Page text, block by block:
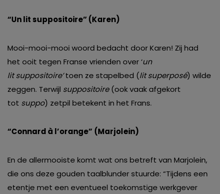
“Un lit suppositoire”(Karen)
Mooi-mooi-mooi woord bedacht door Karen! Zij had
het ooit tegen Franse vrienden over ‘un
lit suppositoire’toen ze stapelbed (lit superposé) wilde
zeggen. Terwijl suppositoire(ook vaak afgekort
tot suppo) zetpil betekent in het Frans.
“Connard à l’orange” (Marjolein)
En de allermooiste komt wat ons betreft van Marjolein,
die ons deze gouden taalblunder stuurde: “Tijdens een
etentje met een eventueel toekomstige werkgever